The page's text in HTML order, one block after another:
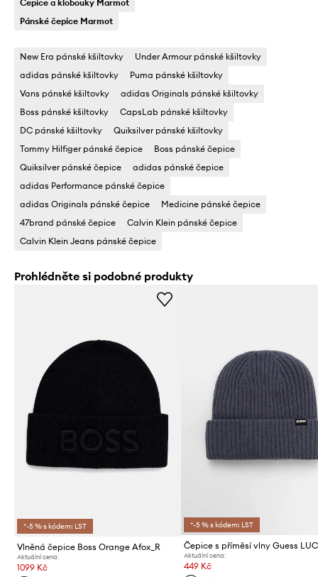
Čepice a klobouky Marmot
Pánské čepice Marmot
New Era pánské kšiltovky
Under Armour pánské kšiltovky
adidas pánské kšiltovky
Puma pánské kšiltovky
Vans pánské kšiltovky
adidas Originals pánské kšiltovky
Boss pánské kšiltovky
CapsLab pánské kšiltovky
DC pánské kšiltovky
Quiksilver pánské kšiltovky
Tommy Hilfiger pánské čepice
Boss pánské čepice
Quiksilver pánské čepice
adidas pánské čepice
adidas Performance pánské čepice
adidas Originals pánské čepice
Medicine pánské čepice
47brand pánské čepice
Calvin Klein pánské čepice
Calvin Klein Jeans pánské čepice
Prohlédněte si podobné produkty
*-5 % s kódem: LST
Vlněná čepice Boss Orange Afox_R
Aktuální cena:
1099 Kč
*-5 % s kódem: LST
Čepice s příměsí vlny Guess
Aktuální cena:
449 Kč